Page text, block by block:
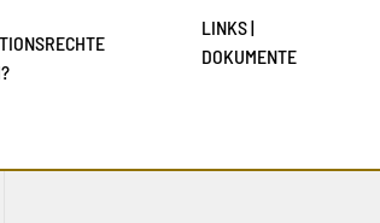
LINKS |
DOKUMENTE